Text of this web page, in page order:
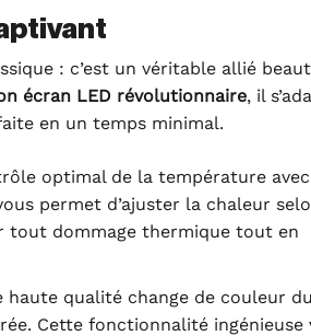
: c’est un véritable allié
écran LED révolutionnaire, il
en un temps minimal.
optimal de la température avec
permet d’ajuster la chaleur
tout dommage thermique tout en
qualité change de couleur du
Cette fonctionnalité ingénieuse